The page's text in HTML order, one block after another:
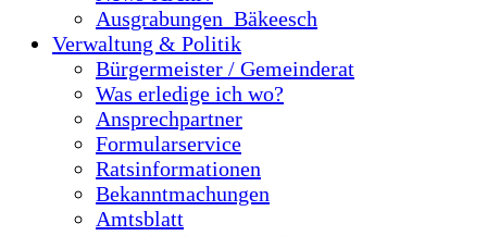
Ausgrabungen_Bäkeesch
Verwaltung & Politik
Bürgermeister / Gemeinderat
Was erledige ich wo?
Ansprechpartner
Formularservice
Ratsinformationen
Bekanntmachungen
Amtsblatt